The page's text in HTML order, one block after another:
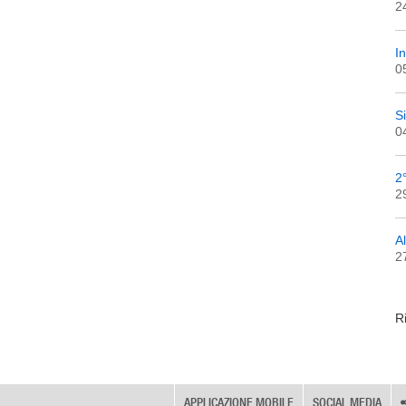
APPLICAZIONE MOBILE SOCIAL MEDIA